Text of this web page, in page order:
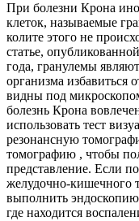
При болезни Крона
клеток, называемые
колите этого не
статье,
года, гранулемы
организма избавиться
видны под
болезнь Крона
использовать тест
резонансную
томографию , чтобы
представление. Если
желудочно-кишечного
выполнить
где находится